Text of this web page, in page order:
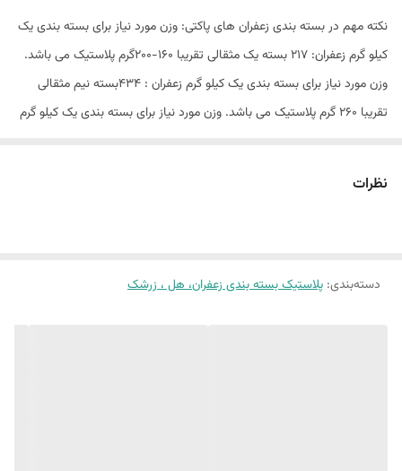
نکته مهم در بسته بندی زعفران های پاکتی: وزن مورد نیاز برای بسته بندی یک
کیلو گرم زعفران: 217 بسته یک مثقالی تقریبا 160-200گرم پلاستیک می باشد.
وزن مورد نیاز برای بسته بندی یک کیلو گرم زعفران : 434بسته نیم مثقالی
تقریبا 260 گرم پلاستیک می باشد. وزن مورد نیاز برای بسته بندی یک کیلو گرم
نظرات
دسته‌بندی: پلاستیک بسته بندی زعفران، هل ، زرشک